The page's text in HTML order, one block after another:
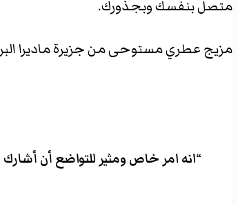
متصل بنفسك وبجذورك.
مزيج عطري مستوحى من جزيرة ماديرا
“انه امر خاص ومثير للتواضع أن